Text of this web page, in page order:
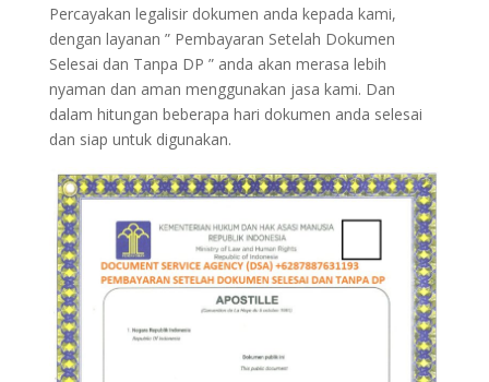
Percayakan legalisir dokumen anda kepada kami,
dengan layanan ” Pembayaran Setelah Dokumen
Selesai dan Tanpa DP ” anda akan merasa lebih
nyaman dan aman menggunakan jasa kami. Dan
dalam hitungan beberapa hari dokumen anda selesai
dan siap untuk digunakan.